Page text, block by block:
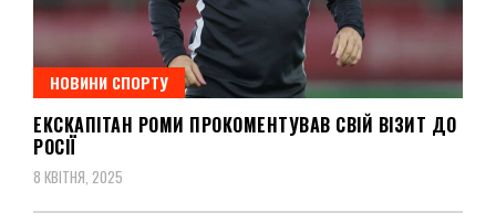
НОВИНИ СПОРТУ
ЕКСКАПІТАН РОМИ ПРОКОМЕНТУВАВ СВІЙ ВІЗИТ ДО
РОСІЇ
8 КВІТНЯ, 2025